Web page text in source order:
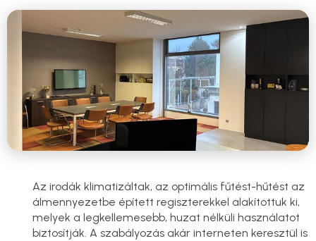
Az irodák klimatizáltak, az optimális fűtést-hűtést az
álmennyezetbe épített regiszterekkel alakítottuk ki,
melyek a legkellemesebb, huzat nélküli használatot
biztosítják. A szabályozás akár interneten keresztül is